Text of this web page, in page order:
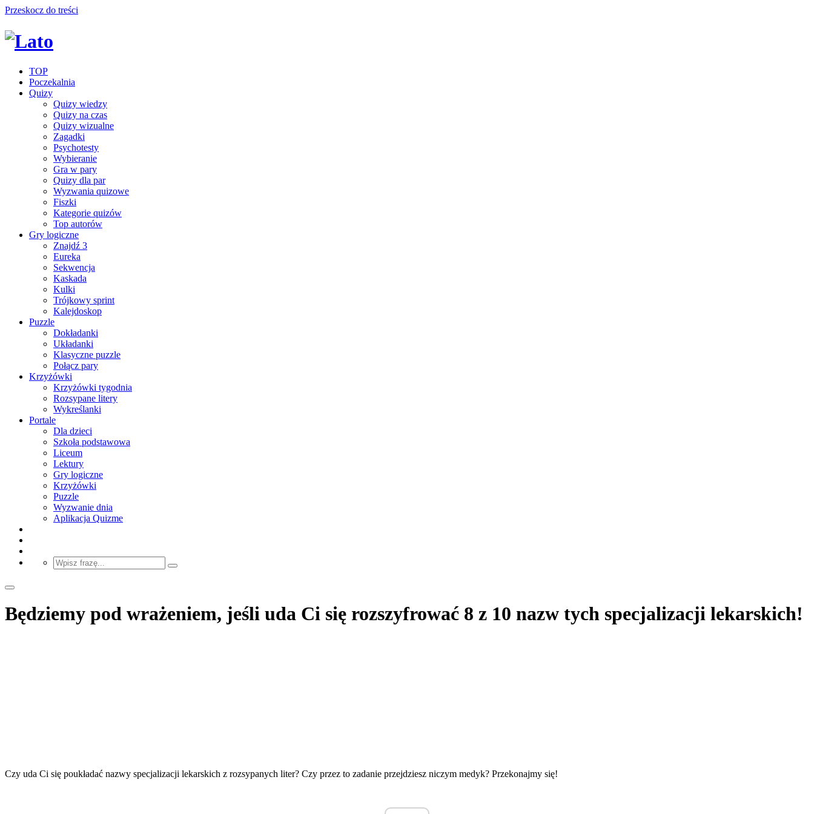
Przeskocz do treści
TOP
Poczekalnia
Quizy
Quizy wiedzy
Quizy na czas
Quizy wizualne
Zagadki
Psychotesty
Wybieranie
Gra w pary
Quizy dla par
Wyzwania quizowe
Fiszki
Kategorie quizów
Top autorów
Gry logiczne
Znajdź 3
Eureka
Sekwencja
Kaskada
Kulki
Trójkowy sprint
Kalejdoskop
Puzzle
Dokładanki
Układanki
Klasyczne puzzle
Połącz pary
Krzyżówki
Krzyżówki tygodnia
Rozsypane litery
Wykreślanki
Portale
Dla dzieci
Szkoła podstawowa
Liceum
Lektury
Gry logiczne
Krzyżówki
Puzzle
Wyzwanie dnia
Aplikacja Quizme
Będziemy pod wrażeniem, jeśli uda Ci się rozszyfrować 8 z 10 nazw tych specjalizacji lekarskich!
Czy uda Ci się poukładać nazwy specjalizacji lekarskich z rozsypanych liter? Czy przez to zadanie przejdziesz niczym medyk? Przekonajmy się!